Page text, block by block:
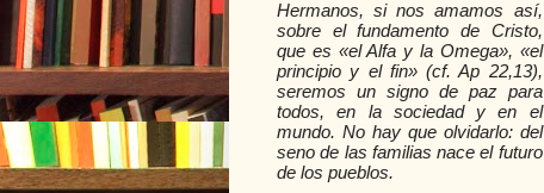
Hermanos, si nos amamos así,
sobre el fundamento de Cristo,
que es «el Alfa y la Omega», «el
principio y el fin» (cf. Ap 22,13),
seremos un signo de paz para
todos, en la sociedad y en el
mundo. No hay que olvidarlo: del
seno de las familias nace el futuro
de los pueblos.